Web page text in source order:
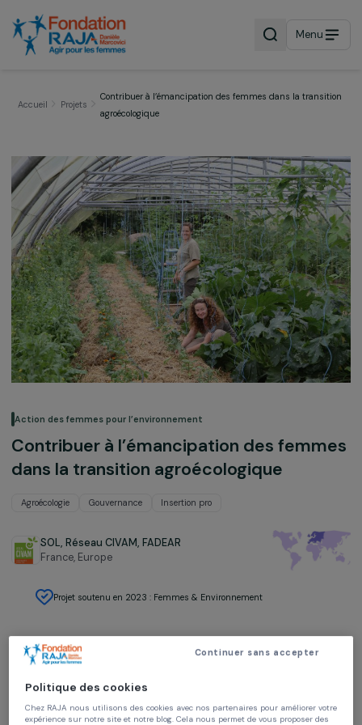
Menu
Contribuer à l’émancipation des femmes dans la
Action des femmes pour l’environnement
Contribuer à l’émancipation des
Agroécologie Gouvernance
SOL, Réseau CIVAM, FADEAR
Projet soutenu en 2023 : Femmes & Environnement